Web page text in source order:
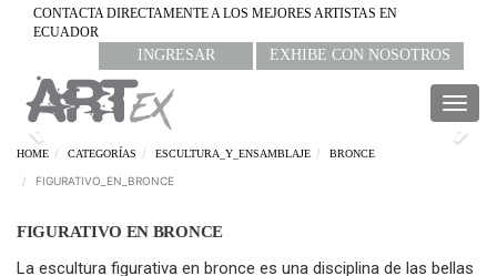
CONTACTA DIRECTAMENTE A LOS MEJORES ARTISTAS EN
ECUADOR
INGRESAR EXHIBE CON NOSOTROS
Previous
HOME CATEGORÍAS ESCULTURA_Y_ENSAMBLAJE BRONCE
FIGURATIVO_EN_BRONCE
FIGURATIVO EN BRONCE
La escultura figurativa en bronce es una disciplina de las bellas